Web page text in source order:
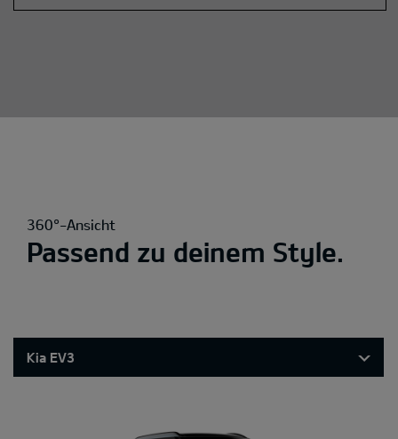
360°-Ansicht
Passend zu deinem Style.
Kia EV3